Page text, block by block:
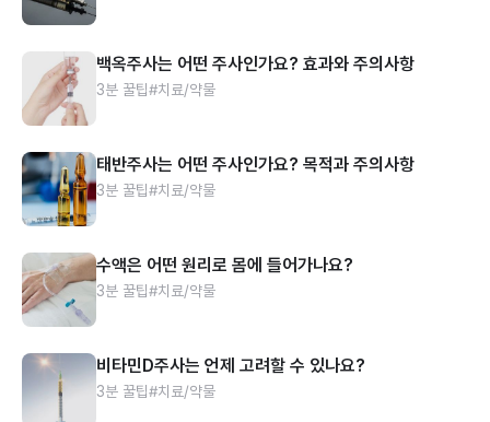
백옥주사는 어떤 주사인가요? 효과와 주의사항
3분 꿀팁#치료/약물
태반주사는 어떤 주사인가요? 목적과 주의사항
3분 꿀팁#치료/약물
수액은 어떤 원리로 몸에 들어가나요?
3분 꿀팁#치료/약물
비타민D주사는 언제 고려할 수 있나요?
3분 꿀팁#치료/약물